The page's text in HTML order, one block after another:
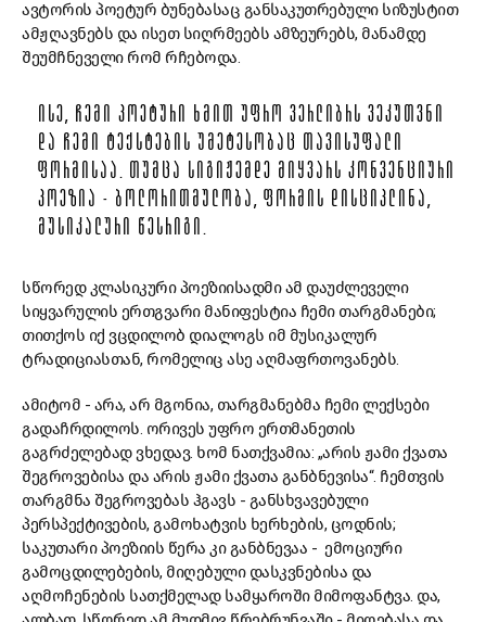
ავტორის პოეტურ ბუნებასაც განსაკუთრებული სიზუსტით
ამჟღავნებს და ისეთ სიღრმეებს ამზეურებს, მანამდე
შეუმჩნეველი რომ რჩებოდა.
ᲘᲡᲔ, ᲩᲔᲛᲘ ᲞᲝᲔᲢᲣᲠᲘ ᲮᲛᲘᲗ ᲣᲤᲠᲝ ᲕᲔᲠᲚᲘᲑᲠᲡ ᲕᲔᲙᲣᲗᲕᲜᲘ
ᲓᲐ ᲩᲔᲛᲘ ᲢᲔᲥᲡᲢᲔᲑᲘᲡ ᲣᲛᲔᲢᲔᲡᲝᲑᲐᲪ ᲗᲐᲕᲘᲡᲣᲤᲐᲚᲘ
ᲤᲝᲠᲛᲘᲡᲐᲐ. ᲗᲣᲛᲪᲐ ᲡᲘᲒᲘᲟᲔᲛᲓᲔ ᲛᲘᲧᲕᲐᲠᲡ ᲙᲝᲜᲕᲔᲜᲪᲘᲣᲠᲘ
ᲞᲝᲔᲖᲘᲐ - ᲑᲝᲚᲝᲠᲘᲗᲛᲣᲚᲝᲑᲐ, ᲤᲝᲠᲛᲘᲡ ᲓᲘᲡᲪᲘᲞᲚᲘᲜᲐ,
ᲛᲣᲡᲘᲙᲐᲚᲣᲠᲘ ᲬᲔᲡᲠᲘᲒᲘ.
სწორედ კლასიკური პოეზიისადმი ამ დაუძლეველი
სიყვარულის ერთგვარი მანიფესტია ჩემი თარგმანები;
თითქოს იქ ვცდილობ დიალოგს იმ მუსიკალურ
ტრადიციასთან, რომელიც ასე აღმაფრთოვანებს.
ამიტომ - არა, არ მგონია, თარგმანებმა ჩემი ლექსები
გადაჩრდილოს. ორივეს უფრო ერთმანეთის
გაგრძელებად ვხედავ. ხომ ნათქვამია: „არის ჟამი ქვათა
შეგროვებისა და არის ჟამი ქვათა განბნევისა“. ჩემთვის
თარგმნა შეგროვებას ჰგავს - განსხვავებული
პერსპექტივების, გამოხატვის ხერხების, ცოდნის;
საკუთარი პოეზიის წერა კი განბნევაა - ემოციური
გამოცდილებების, მიღებული დასკვნებისა და
აღმოჩენების სათქმელად სამყაროში მიმოფანტვა. და,